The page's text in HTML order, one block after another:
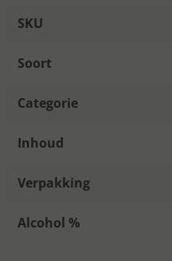
SKU
Soort
Categorie
Inhoud
Verpakking
Alcohol %